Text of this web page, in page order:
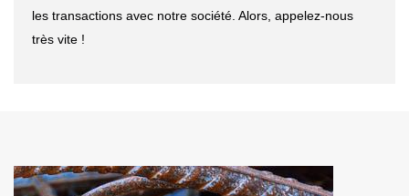
les transactions avec notre société. Alors, appelez-nous
très vite !